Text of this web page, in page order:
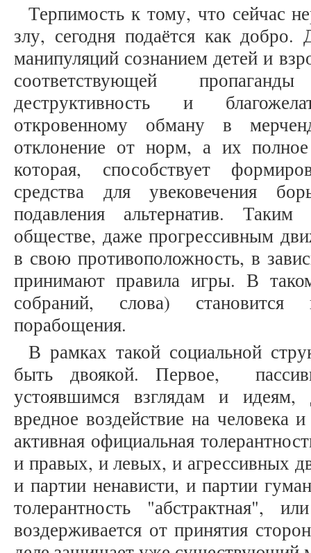
Терпимость к тому, что сейчас
злу, сегодня подаётся как добро.
манипуляций сознанием детей и
соответствующей
деструктивность и
откровенному обману в
отклонение от норм, а их
которая, способствует
средства для увековечения
подавления альтернатив.
обществе, даже прогрессивным
в свою противоположность, в
принимают правила игры. В
собраний, слова) становится
порабощения.
В рамках такой социальной
быть двоякой. Первое,
устоявшимся взглядам и
вредное воздействие на человека
активная официальная
и правых, и левых, и агрессивных
и партии ненависти, и партии
толерантность "абстрактная",
воздерживается от принятия